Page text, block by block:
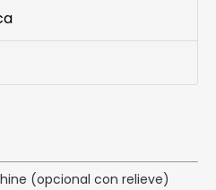
(opcional con relieve)